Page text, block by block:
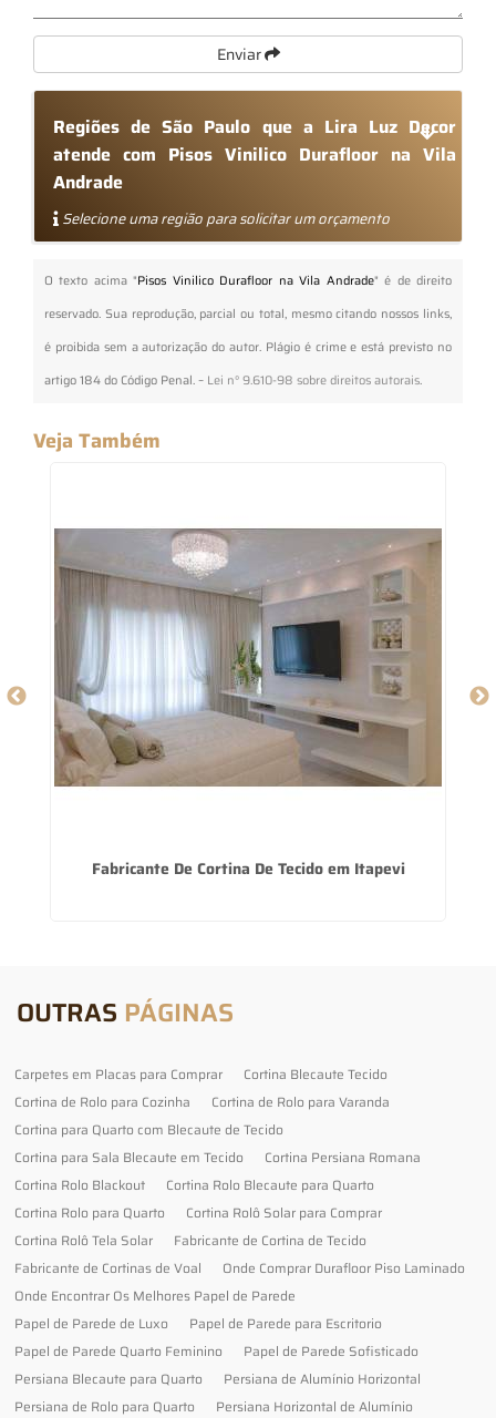
Enviar
Regiões de São Paulo que a Lira Luz Decor
atende com Pisos Vinilico Durafloor na Vila
Andrade
Selecione uma região para solicitar um orçamento
O texto acima "Pisos Vinilico Durafloor na Vila Andrade" é de direito
reservado. Sua reprodução, parcial ou total, mesmo citando nossos links,
é proibida sem a autorização do autor. Plágio é crime e está previsto no
artigo 184 do Código Penal. – Lei n° 9.610-98 sobre direitos autorais.
Veja Também
Fabricante De Cortina De Tecido em Itapevi
OUTRAS PÁGINAS
Carpetes em Placas para Comprar
Cortina Blecaute Tecido
Cortina de Rolo para Cozinha
Cortina de Rolo para Varanda
Cortina para Quarto com Blecaute de Tecido
Cortina para Sala Blecaute em Tecido
Cortina Persiana Romana
Cortina Rolo Blackout
Cortina Rolo Blecaute para Quarto
Cortina Rolo para Quarto
Cortina Rolô Solar para Comprar
Cortina Rolô Tela Solar
Fabricante de Cortina de Tecido
Fabricante de Cortinas de Voal
Onde Comprar Durafloor Piso Laminado
Onde Encontrar Os Melhores Papel de Parede
Papel de Parede de Luxo
Papel de Parede para Escritorio
Papel de Parede Quarto Feminino
Papel de Parede Sofisticado
Persiana Blecaute para Quarto
Persiana de Alumínio Horizontal
Persiana de Rolo para Quarto
Persiana Horizontal de Alumínio